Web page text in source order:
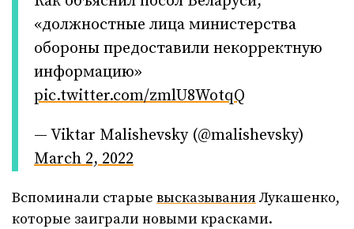
«должностные лица министерства
обороны предоставили некорректную
информацию»
pic.twitter.com/zmlU8WotqQ
— Viktar Malishevsky (@malishevsky)
March 2, 2022
Вспоминали старые высказывания Лукашенко,
которые заиграли новыми красками.